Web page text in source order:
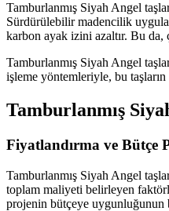
Tamburlanmış Siyah Angel
Sürdürülebilir madencilik
karbon ayak izini azaltır. Bu da,
Tamburlanmış Siyah Angel
işleme yöntemleriyle, bu
Tamburlanmış
Fiyatlandırma ve Bütçe
Tamburlanmış Siyah Angel
toplam maliyeti belirleyen
projenin bütçeye uygunluğunun